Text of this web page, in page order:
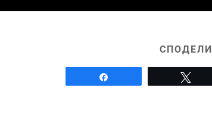
СПОДЕЛИ